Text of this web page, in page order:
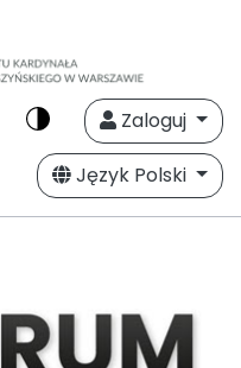
Zaloguj
Język Polski